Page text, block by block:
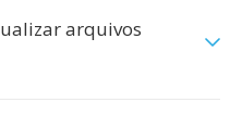
arquivos